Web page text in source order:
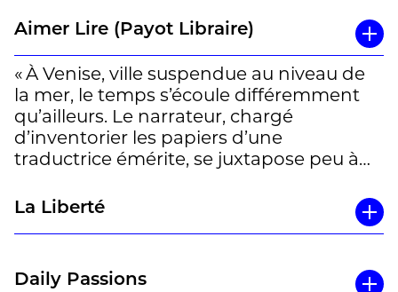
concrets des impressions et images
Un entretien de Bruno Pellegrino avec
Caroline Rieder à lire en entier ici
Aimer Lire (Payot Libraire)
« À Venise, ville suspendue au niveau de
la mer, le temps s’écoule différemment
qu’ailleurs. Le narrateur, chargé
d’inventorier les papiers d’une
traductrice émérite, se juxtapose peu à
intérieure vertigineuse. Un cadre rendu
incertain par l’eau omniprésente et une
La Liberté
Daily Passions